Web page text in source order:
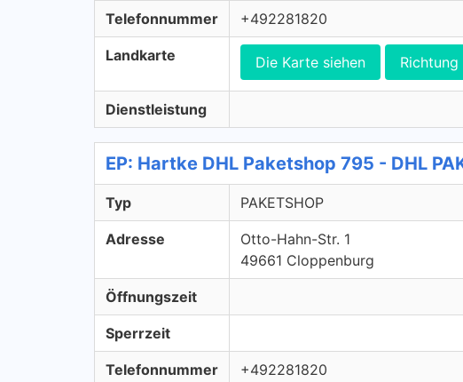
Telefonnummer +492281820
Landkarte Die Karte siehen Richtung
Dienstleistung
EP: Hartke DHL Paketshop 795 - DHL
Typ PAKETSHOP
Adresse
Otto-Hahn-Str. 1
49661 Cloppenburg
Öffnungszeit
Sperrzeit
Telefonnummer +492281820